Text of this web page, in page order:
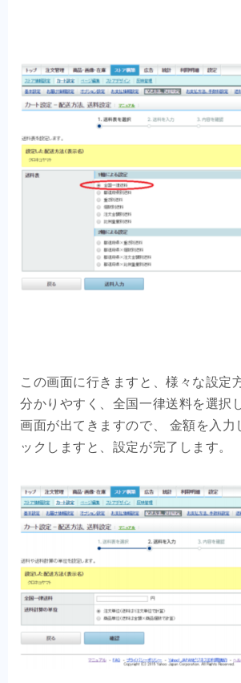
この画面に行きますと、様々な設定
分かりやすく、全国一律送料を選択
画面が出てきますので、 金額を入力
ックしますと、設定が完了します。